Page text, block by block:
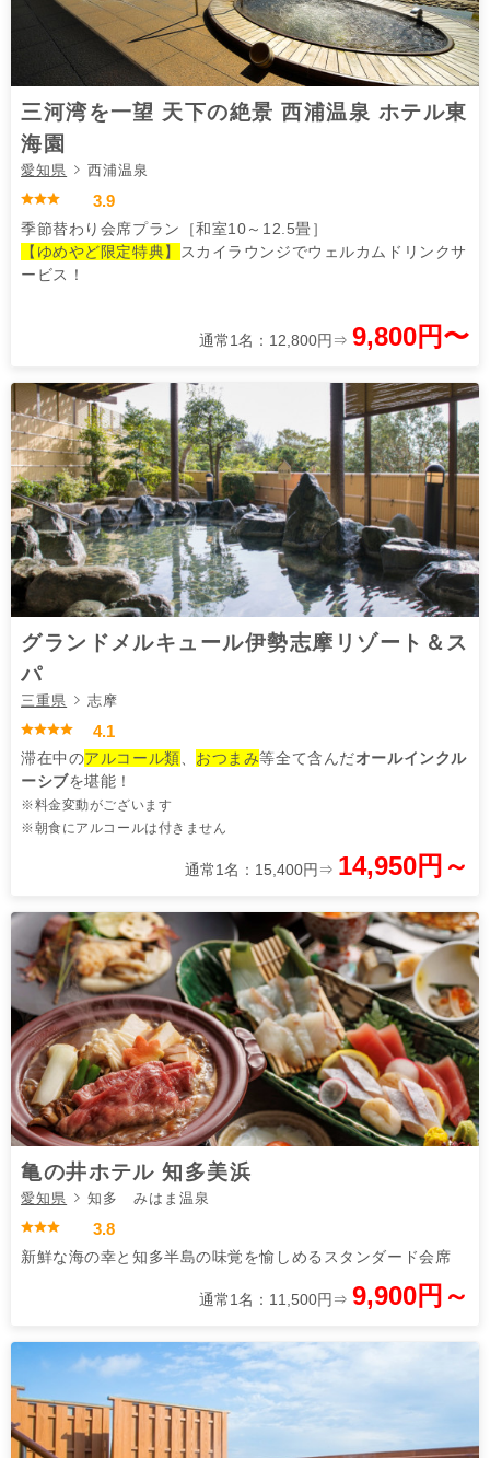
三河湾を一望 天下の絶景 西浦温泉 ホテル東
海園
愛知県 西浦温泉
3.9
季節替わり会席プラン［和室10～12.5畳］
【ゆめやど限定特典】
スカイラウンジでウェルカムドリンクサ
ービス！
通常1名：12,800円⇒ 9,800円〜
グランドメルキュール伊勢志摩リゾート＆ス
パ
三重県 志摩
4.1
滞在中のアルコール類 おつまみ等全て含んだオールインクル
ーシブを堪能！
※料金変動がございます
※朝食にアルコールは付きません
通常1名：15,400円⇒ 14,950円～
亀の井ホテル 知多美浜
愛知県 知多 みはま温泉
3.8
新鮮な海の幸と知多半島の味覚を愉しめるスタンダード会席
通常1名：11,500円⇒ 9,900円～